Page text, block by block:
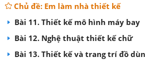
Chủ đề: Em làm nhà thiết kế
Bài 11. Thiết kế mô hình máy bay
Bài 12. Nghệ thuật thiết kế chữ
Bài 13. Thiết kế và trang trí đồ